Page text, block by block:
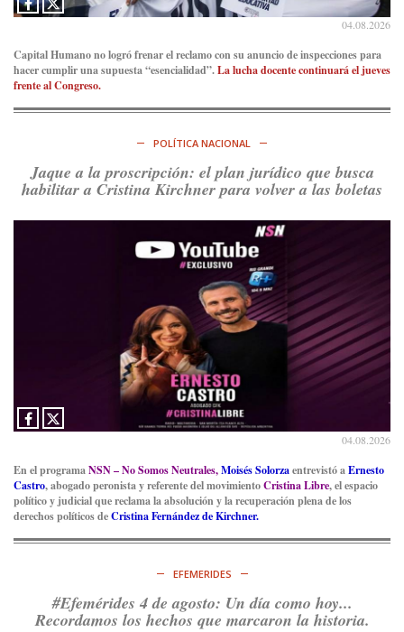
04.08.2026
Capital Humano no logró frenar el reclamo con su anuncio de inspecciones para
hacer cumplir una supuesta “esencialidad”.La lucha docente continuará el jueves
frente al Congreso.
POLÍTICA NACIONAL
Jaque a la proscripción: el plan jurídico que busca
habilitar a Cristina Kirchner para volver a las boletas
04.08.2026
En el programaNSN – No Somos Neutrales,Moisés Solorzaentrevistó aErnesto
Castro, abogado peronista y referente del movimientoCristina Libre, el espacio
político y judicial que reclama la absolución y la recuperación plena de los
derechos políticos deCristina Fernández de Kirchner.
EFEMERIDES
#Efemérides 4 de agosto: Un día como hoy...
Recordamos los hechos que marcaron la historia.